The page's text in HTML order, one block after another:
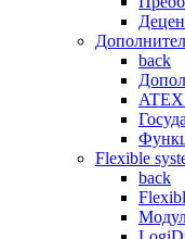
back
Flexible
back